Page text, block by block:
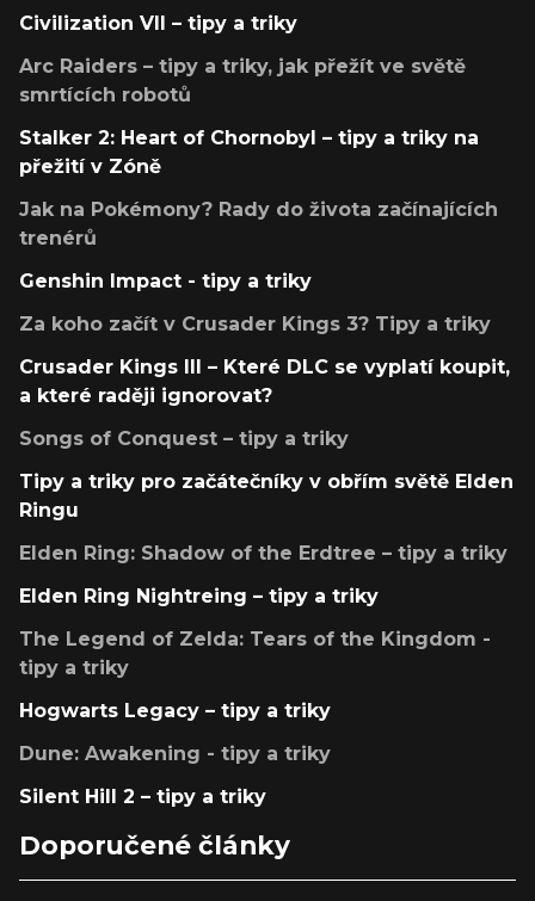
Civilization VII – tipy a triky
Arc Raiders – tipy a triky, jak přežít ve světě
smrtících robotů
Stalker 2: Heart of Chornobyl – tipy a triky na
přežití v Zóně
Jak na Pokémony? Rady do života začínajících
trenérů
Genshin Impact - tipy a triky
Za koho začít v Crusader Kings 3? Tipy a triky
Crusader Kings III – Které DLC se vyplatí koupit,
a které raději ignorovat?
Songs of Conquest – tipy a triky
Tipy a triky pro začátečníky v obřím světě Elden
Ringu
Elden Ring: Shadow of the Erdtree – tipy a triky
Elden Ring Nightreing – tipy a triky
The Legend of Zelda: Tears of the Kingdom -
tipy a triky
Hogwarts Legacy – tipy a triky
Dune: Awakening - tipy a triky
Silent Hill 2 – tipy a triky
Doporučené články